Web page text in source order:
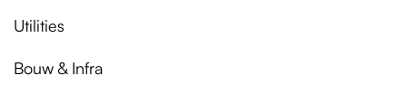
Utilities
Bouw & Infra